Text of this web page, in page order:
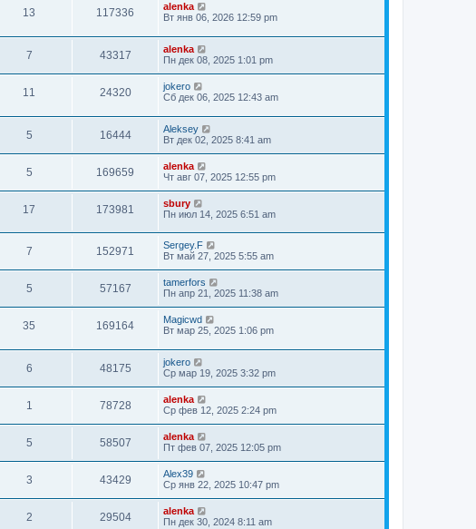
13 117336
alenka
Вт янв 06, 2026 12:59 pm
7 43317
alenka
Пн дек 08, 2025 1:01 pm
11 24320
jokero
Сб дек 06, 2025 12:43 am
5 16444
Aleksey
Вт дек 02, 2025 8:41 am
5 169659
alenka
Чт авг 07, 2025 12:55 pm
17 173981
sbury
Пн июл 14, 2025 6:51 am
7 152971
Sergey.F
Вт май 27, 2025 5:55 am
5 57167
tamerfors
Пн апр 21, 2025 11:38 am
35 169164
Magicwd
Вт мар 25, 2025 1:06 pm
6 48175
jokero
Ср мар 19, 2025 3:32 pm
1 78728
alenka
Ср фев 12, 2025 2:24 pm
5 58507
alenka
Пт фев 07, 2025 12:05 pm
3 43429
Alex39
Ср янв 22, 2025 10:47 pm
2 29504
alenka
Пн дек 30, 2024 8:11 am